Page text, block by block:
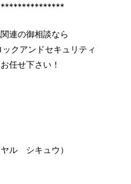
連の御相談なら
クアンドセキュリティ
任せ下さい！
ル シキュウ）